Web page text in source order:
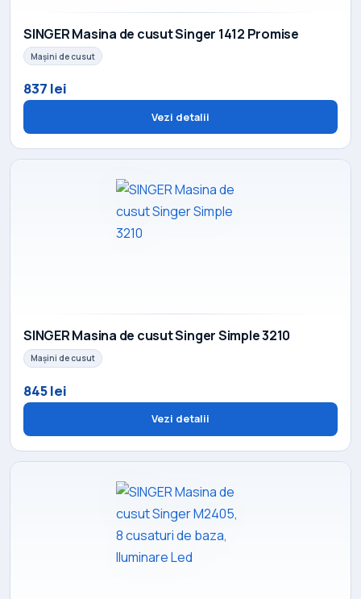
SINGER Masina de cusut Singer 1412 Promise
Mașini de cusut
837 lei
Vezi detalii
SINGER Masina de cusut Singer Simple 3210
Mașini de cusut
845 lei
Vezi detalii